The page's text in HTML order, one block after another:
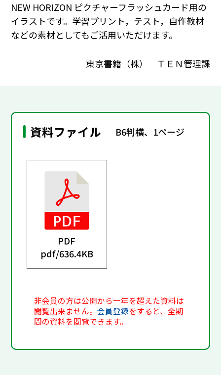
NEW HORIZON ピクチャーフラッシュカード用の
イラストです。学習プリント，テスト，自作教材
などの素材としてもご活用いただけます。
東京書籍（株） ＴＥＮ管理課
資料ファイル B6判横、1ページ
PDF
pdf/636.4KB
非会員の方は公開から一年を超えた資料は
閲覧出来ません。会員登録をすると、全期
間の資料を閲覧できます。